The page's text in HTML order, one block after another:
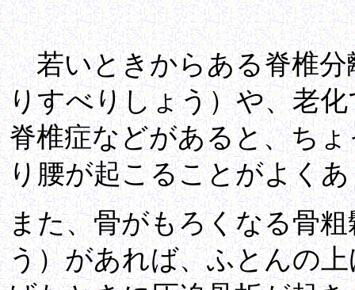
若いときからある脊椎分
りすべりしょう）や、老
脊椎症などがあると、ち
り腰が起こることがよく
また、骨がもろくなる骨
う）があれば、ふとんの